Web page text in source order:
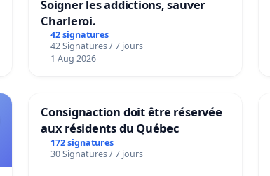
Soigner les addictions, sauver
Charleroi.
42 signatures
42 Signatures / 7 jours
1 Aug 2026
Consignaction doit être réservée
aux résidents du Québec
172 signatures
30 Signatures / 7 jours